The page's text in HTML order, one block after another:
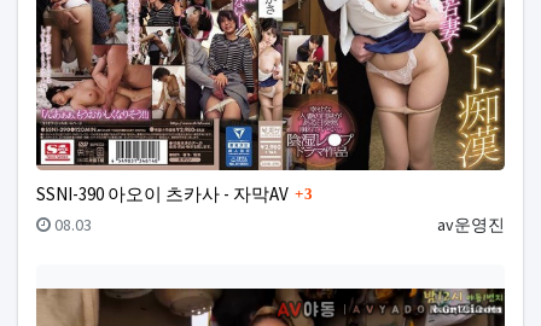
SSNI-390 아오이 츠카사 - 자막AV 댓글
3
등록자
av운영진
등록일
08.03